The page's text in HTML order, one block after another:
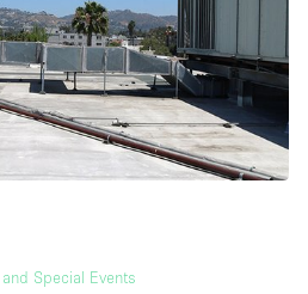
Special Events